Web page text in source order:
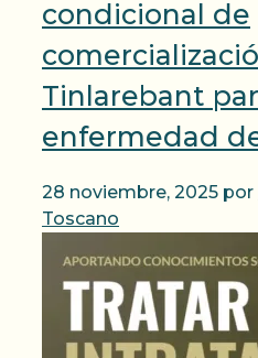
condicional de
Tinlarebant
enfermedad
28 noviembre, 2025 por
Toscano